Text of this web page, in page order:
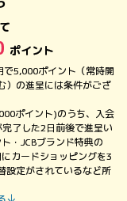
ポイント
5,000ポイント（常時開
）の進呈には条件がござ
ポイント)のうち、入会
了した2日前後で進呈い
・JCBブランド特典の
カードショッピングを3
設定がされているなど所